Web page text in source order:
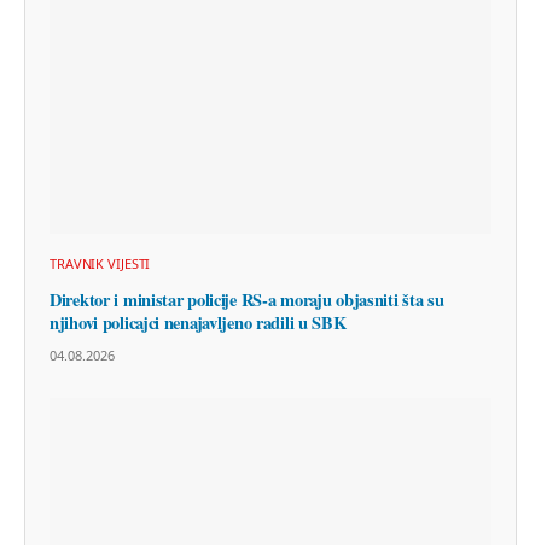
TRAVNIK VIJESTI
Direktor i ministar policije RS-a moraju objasniti šta su
njihovi policajci nenajavljeno radili u SBK
04.08.2026